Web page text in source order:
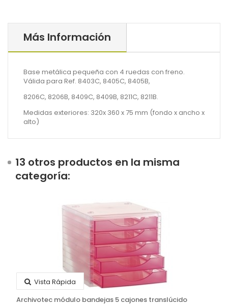
Más Información
Base metálica pequeña con 4 ruedas con freno.
Válida para Ref. 8403C, 8405C, 8405B,
8206C, 8206B, 8409C, 8409B, 8211C, 8211B.
Medidas exteriores: 320x 360 x 75 mm (fondo x ancho x
alto)
13 otros productos en la misma
categoría:
Vista Rápida
Archivotec módulo bandejas 5 cajones translúcido